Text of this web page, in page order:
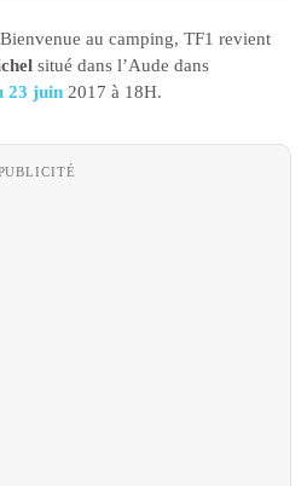
au camping, TF1 revient
situé dans l’Aude dans
23 juin 2017 à 18H.